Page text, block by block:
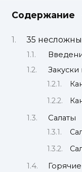
Содержание
35
Закуски
Салаты